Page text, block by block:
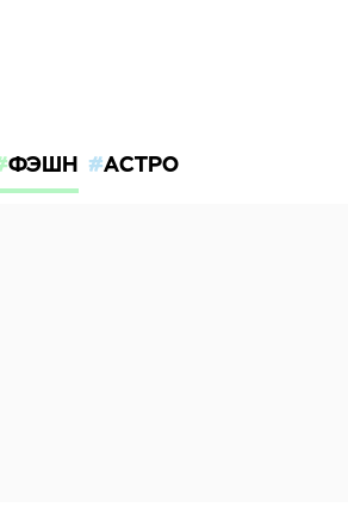
ФЭШН АСТРО